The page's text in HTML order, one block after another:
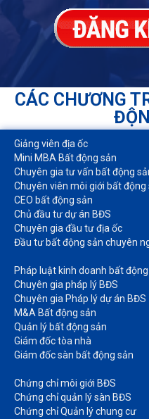
CÁC CHƯƠNG
Giảng viên địa ốc
Mini MBA Bất động sản
Chuyên gia tư vấn bất động
Chuyên viên môi giới bất động
CEO bất động sản
Chủ đầu tư dự án BĐS
Chuyên gia đầu tư địa ốc​
Đầu tư bất động sản chuyên
Pháp luật kinh doanh bất
Chuyên gia pháp lý BĐS
Chuyên gia Pháp lý dự án BĐS
M&A Bất động sản​
Quản lý bất động sản
Giám đốc tòa nhà​
Giám đốc sàn bất động sản
Chứng chỉ môi giới BĐS​
Chứng chỉ quản lý sàn BĐS
Chứng chỉ Quản lý chung cư​